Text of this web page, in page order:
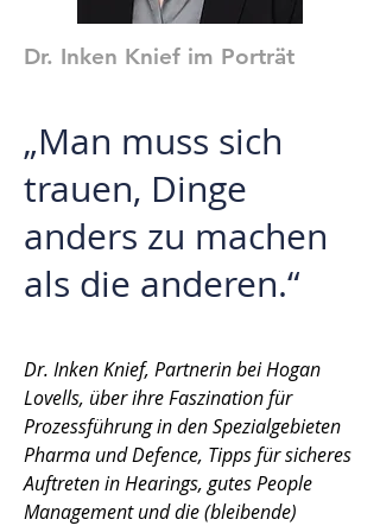
Dr. Inken Knief im Porträt
„Man muss sich
trauen, Dinge
anders zu machen
als die anderen.“
Dr. Inken Knief, Partnerin bei Hogan
Lovells, über ihre Faszination für
Prozessführung in den Spezialgebieten
Pharma und Defence, Tipps für sicheres
Auftreten in Hearings, gutes People
Management und die (bleibende)